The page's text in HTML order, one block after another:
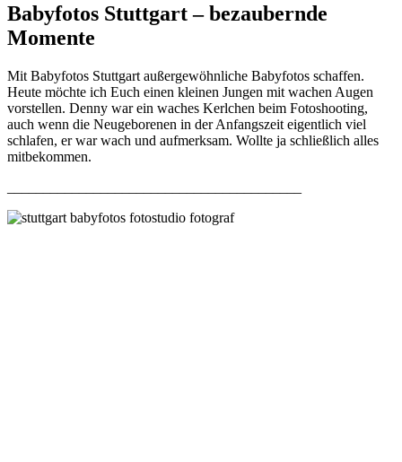
Babyfotos Stuttgart – bezaubernde
Momente
Mit Babyfotos Stuttgart außergewöhnliche Babyfotos schaffen.
Heute möchte ich Euch einen kleinen Jungen mit wachen Augen
vorstellen. Denny war ein waches Kerlchen beim Fotoshooting,
auch wenn die Neugeborenen in der Anfangszeit eigentlich viel
schlafen, er war wach und aufmerksam. Wollte ja schließlich alles
mitbekommen.